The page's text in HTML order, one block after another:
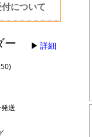
について
ー 詳細
送